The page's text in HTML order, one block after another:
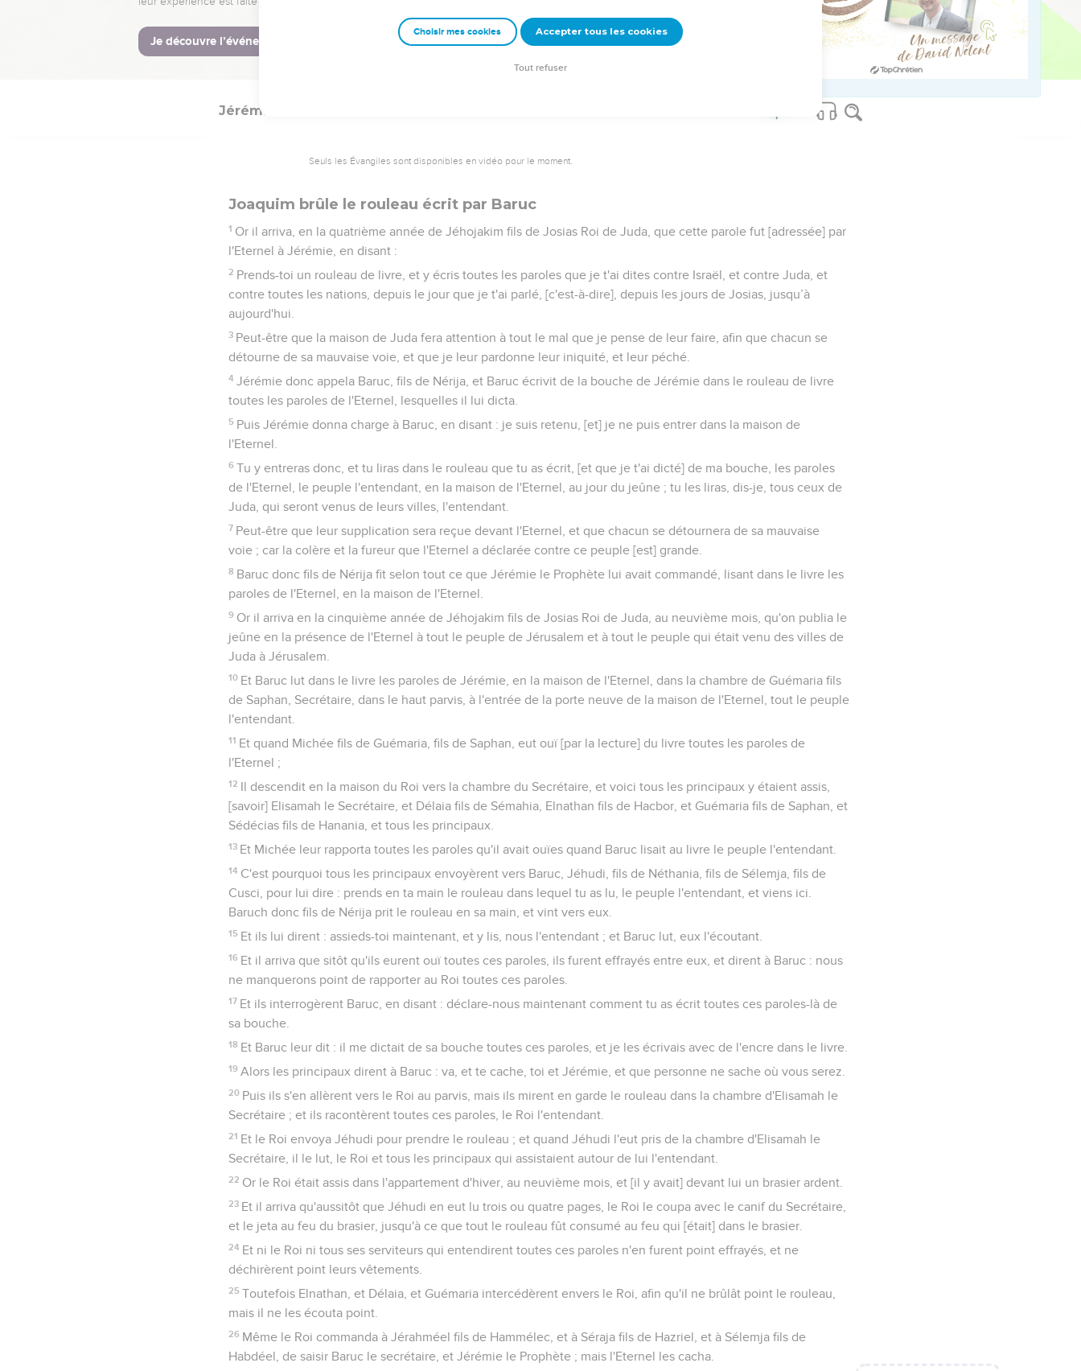
avez fait selon tout ce qu'il vous a commandé ;
19 C'est pourquoi ainsi a dit l'Eternel des armées, le Dieu d'Israël : il n'arrivera jamais qu'il n'y ait quelqu'un
appartenant à Jéhonadab fils de Récab, qui assiste devant moi tous les jours.
Jérémie
Seuls les Évangiles sont disponibles en vidéo pour le moment.
Joaquim brûle le rouleau écrit par Baruc
1 Or il arriva, en la quatrième année de Jéhojakim fils de Josias Roi de Juda, que cette parole fut [adressée] par
l'Eternel à Jérémie, en disant :
2 Prends-toi un rouleau de livre, et y écris toutes les paroles que je t'ai dites contre Israël, et contre Juda, et
contre toutes les nations, depuis le jour que je t'ai parlé, [c'est-à-dire], depuis les jours de Josias, jusqu’à
aujourd'hui.
3 Peut-être que la maison de Juda fera attention à tout le mal que je pense de leur faire, afin que chacun se
détourne de sa mauvaise voie, et que je leur pardonne leur iniquité, et leur péché.
4 Jérémie donc appela Baruc, fils de Nérija, et Baruc écrivit de la bouche de Jérémie dans le rouleau de livre
toutes les paroles de l'Eternel, lesquelles il lui dicta.
5 Puis Jérémie donna charge à Baruc, en disant : je suis retenu, [et] je ne puis entrer dans la maison de
l'Eternel.
6 Tu y entreras donc, et tu liras dans le rouleau que tu as écrit, [et que je t'ai dicté] de ma bouche, les paroles
de l'Eternel, le peuple l'entendant, en la maison de l'Eternel, au jour du jeûne ; tu les liras, dis-je, tous ceux de
Juda, qui seront venus de leurs villes, l'entendant.
7 Peut-être que leur supplication sera reçue devant l'Eternel, et que chacun se détournera de sa mauvaise
voie ; car la colère et la fureur que l'Eternel a déclarée contre ce peuple [est] grande.
8 Baruc donc fils de Nérija fit selon tout ce que Jérémie le Prophète lui avait commandé, lisant dans le livre les
paroles de l'Eternel, en la maison de l'Eternel.
9 Or il arriva en la cinquième année de Jéhojakim fils de Josias Roi de Juda, au neuvième mois, qu'on publia le
jeûne en la présence de l'Eternel à tout le peuple de Jérusalem et à tout le peuple qui était venu des villes de
Juda à Jérusalem.
10 Et Baruc lut dans le livre les paroles de Jérémie, en la maison de l'Eternel, dans la chambre de Guémaria fils
de Saphan, Secrétaire, dans le haut parvis, à l'entrée de la porte neuve de la maison de l'Eternel, tout le peuple
l'entendant.
11 Et quand Michée fils de Guémaria, fils de Saphan, eut ouï [par la lecture] du livre toutes les paroles de
l'Eternel ;
12 Il descendit en la maison du Roi vers la chambre du Secrétaire, et voici tous les principaux y étaient assis,
[savoir] Elisamah le Secrétaire, et Délaia fils de Sémahia, Elnathan fils de Hacbor, et Guémaria fils de Saphan, et
Sédécias fils de Hanania, et tous les principaux.
13 Et Michée leur rapporta toutes les paroles qu'il avait ouïes quand Baruc lisait au livre le peuple l'entendant.
14 C'est pourquoi tous les principaux envoyèrent vers Baruc, Jéhudi, fils de Néthania, fils de Sélemja, fils de
Cusci, pour lui dire : prends en ta main le rouleau dans lequel tu as lu, le peuple l'entendant, et viens ici.
Baruch donc fils de Nérija prit le rouleau en sa main, et vint vers eux.
15 Et ils lui dirent : assieds-toi maintenant, et y lis, nous l'entendant ; et Baruc lut, eux l'écoutant.
16 Et il arriva que sitôt qu'ils eurent ouï toutes ces paroles, ils furent effrayés entre eux, et dirent à Baruc : nous
ne manquerons point de rapporter au Roi toutes ces paroles.
17 Et ils interrogèrent Baruc, en disant : déclare-nous maintenant comment tu as écrit toutes ces paroles-là de
sa bouche.
18 Et Baruc leur dit : il me dictait de sa bouche toutes ces paroles, et je les écrivais avec de l'encre dans le livre.
19 Alors les principaux dirent à Baruc : va, et te cache, toi et Jérémie, et que personne ne sache où vous serez.
20 Puis ils s'en allèrent vers le Roi au parvis, mais ils mirent en garde le rouleau dans la chambre d'Elisamah le
Secrétaire ; et ils racontèrent toutes ces paroles, le Roi l'entendant.
21 Et le Roi envoya Jéhudi pour prendre le rouleau ; et quand Jéhudi l'eut pris de la chambre d'Elisamah le
Secrétaire, il le lut, le Roi et tous les principaux qui assistaient autour de lui l'entendant.
22 Or le Roi était assis dans l'appartement d'hiver, au neuvième mois, et [il y avait] devant lui un brasier ardent.
23 Et il arriva qu'aussitôt que Jéhudi en eut lu trois ou quatre pages, le Roi le coupa avec le canif du Secrétaire,
et le jeta au feu du brasier, jusqu'à ce que tout le rouleau fût consumé au feu qui [était] dans le brasier.
24 Et ni le Roi ni tous ses serviteurs qui entendirent toutes ces paroles n'en furent point effrayés, et ne
déchirèrent point leurs vêtements.
25 Toutefois Elnathan, et Délaia, et Guémaria intercédèrent envers le Roi, afin qu'il ne brûlât point le rouleau,
mais il ne les écouta point.
26 Même le Roi commanda à Jérahméel fils de Hammélec, et à Séraja fils de Hazriel, et à Sélemja fils de
Habdéel, de saisir Baruc le secrétaire, et Jérémie le Prophète ; mais l'Eternel les cacha.
Choisir mes cookies Accepter tous les cookies
Tout refuser